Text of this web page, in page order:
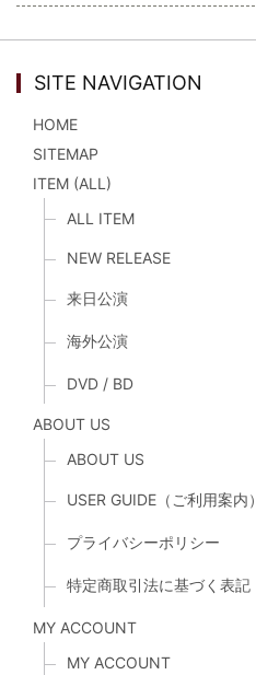
SITE NAVIGATION
HOME
SITEMAP
ITEM (ALL)
ALL ITEM
NEW RELEASE
来日公演
海外公演
DVD / BD
ABOUT US
ABOUT US
USER GUIDE（ご利用案内）
プライバシーポリシー
特定商取引法に基づく表記
MY ACCOUNT
MY ACCOUNT